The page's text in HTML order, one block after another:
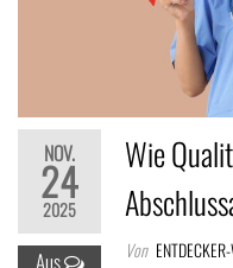
NOV.
24
2025
Aus
Wie
Von